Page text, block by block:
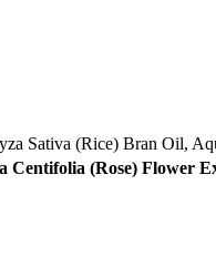
Sativa (Rice) Bran Oil,
Centifolia (Rose) Flower